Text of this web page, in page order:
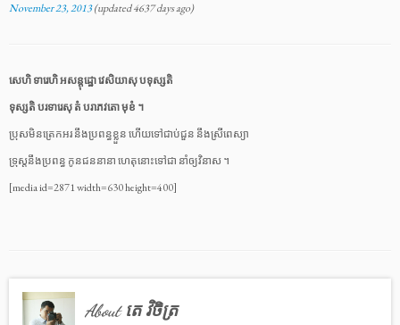
November 23, 2013(updated 4637 days ago)
សេហិ ទារេហិ អសន្តុដ្ឋោ វេសិយាសុ បទុស្សតិ
ទុស្សតិ បរទារេសុ តំ បរាភវតោ មុខំ ។
ប្រុសមិនត្រេកអរ នឹងប្រពន្ធខ្លួន ហើយទៅជាប់ជួន នឹងស្រីពេស្យា
ទ្រុស្តនឹងប្រពន្ធ កូនជននានា ហេតុនោះទៅជា នាំឲ្យវិនាស ។
[media id=2871 width=630 height=400]
About តេ វិចិត្រ